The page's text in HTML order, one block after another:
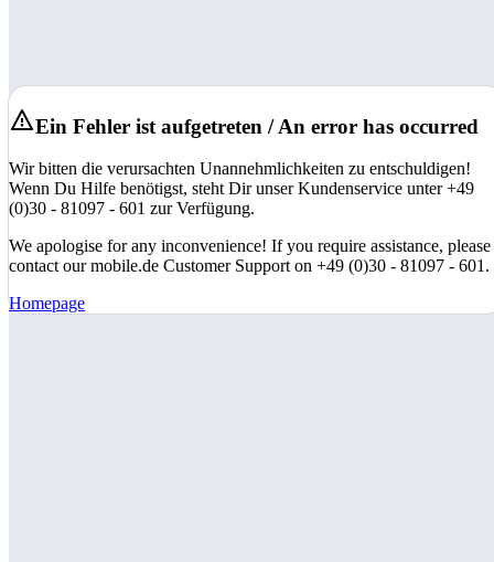
Ein Fehler ist aufgetreten / An error has occurred
Wir bitten die verursachten Unannehmlichkeiten zu entschuldigen!
Wenn Du Hilfe benötigst, steht Dir unser Kundenservice unter +49
(0)30 - 81097 - 601 zur Verfügung.
We apologise for any inconvenience! If you require assistance, please
contact our mobile.de Customer Support on +49 (0)30 - 81097 - 601.
Homepage